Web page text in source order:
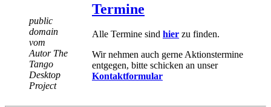
public
domain
vom
Autor The
Tango
Desktop
Project
Termine
Alle Termine sind hierzu finden.
Wir nehmen auch gerne Aktionstermine
entgegen, bitte schicken an unser
Kontaktformular